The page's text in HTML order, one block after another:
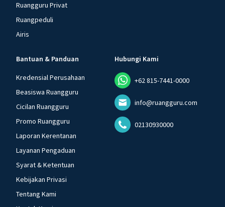
Ruangguru Privat
Ruangpeduli
Airis
Bantuan & Panduan
Kredensial Perusahaan
Beasiswa Ruangguru
Cicilan Ruangguru
Promo Ruangguru
Laporan Kerentanan
Layanan Pengaduan
Syarat & Ketentuan
Kebijakan Privasi
Tentang Kami
Hubungi Kami
+62 815-7441-0000
info@ruangguru.com
02130930000